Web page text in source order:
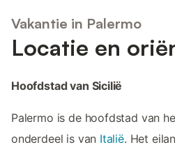
Vakantie in Palermo
Locatie en
Hoofdstad van Sicilië
Palermo is de hoofdstad van
onderdeel is van Italië. Het